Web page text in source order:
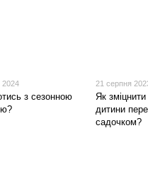
2024
з сезонною
21 серпня
Як зміцнити
дитини
садочком?